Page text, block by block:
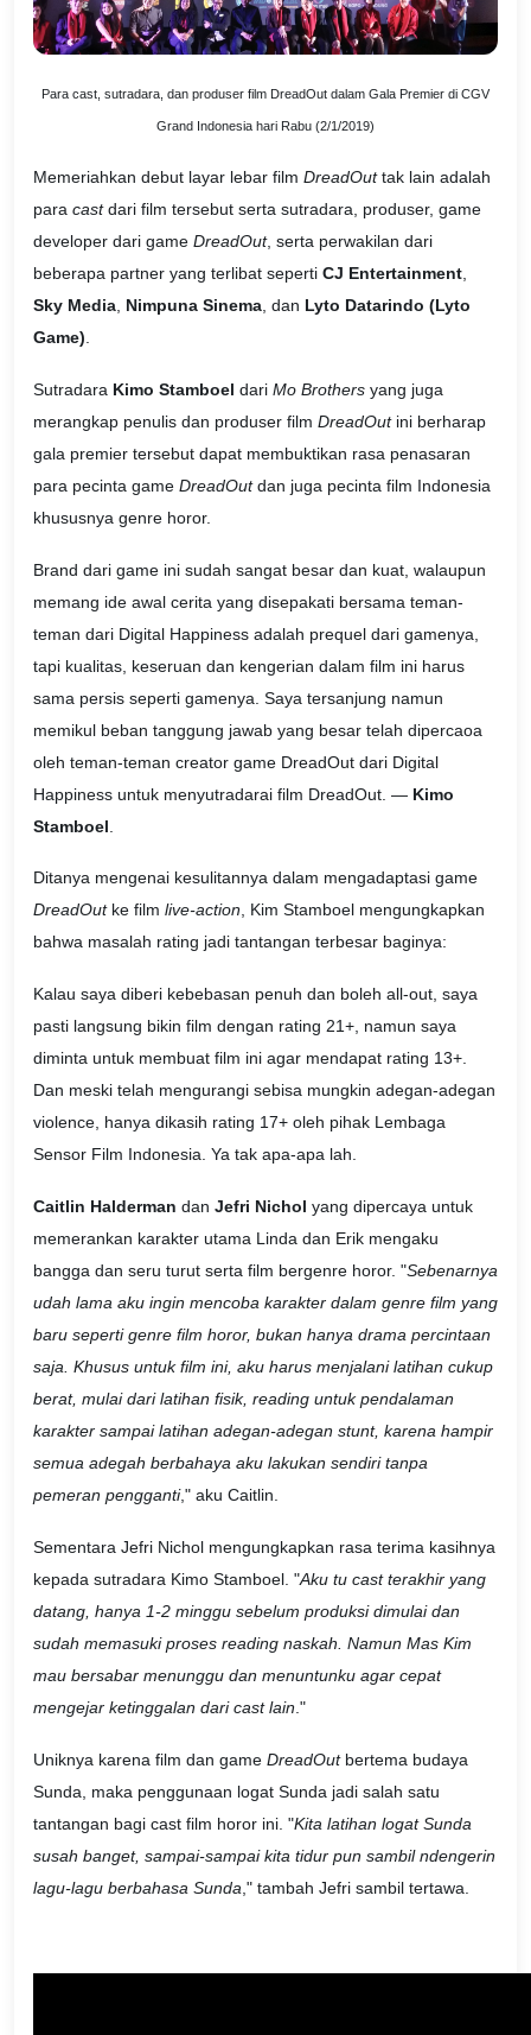
Para cast, sutradara, dan produser film DreadOut dalam Gala Premier di CGV
Grand Indonesia hari Rabu (2/1/2019)
Memeriahkan debut layar lebar film DreadOuttak lain adalah
para castdari film tersebut serta sutradara, produser, game
developer dari game DreadOut, serta perwakilan dari
beberapa partner yang terlibat seperti CJ Entertainment
Sky Media Nimpuna Sinema , dan Lyto Datarindo (Lyto
Game)
Sutradara Kimo Stamboel dari Mo Brothers yang juga
merangkap penulis dan produser film DreadOut ini berharap
gala premier tersebut dapat membuktikan rasa penasaran
para pecinta game DreadOutdan juga pecinta film Indonesia
khususnya genre horor.
Brand dari game ini sudah sangat besar dan kuat, walaupun
memang ide awal cerita yang disepakati bersama teman-
teman dari Digital Happiness adalah prequel dari gamenya,
tapi kualitas, keseruan dan kengerian dalam film ini harus
sama persis seperti gamenya. Saya tersanjung namun
memikul beban tanggung jawab yang besar telah dipercaoa
oleh teman-teman creator game DreadOut dari Digital
Happiness untuk menyutradarai film DreadOut. — Kimo
Stamboel
Ditanya mengenai kesulitannya dalam mengadaptasi game
DreadOut ke film live-action, Kim Stamboel mengungkapkan
bahwa masalah rating jadi tantangan terbesar baginya:
Kalau saya diberi kebebasan penuh dan boleh all-out, saya
pasti langsung bikin film dengan rating 21+, namun saya
diminta untuk membuat film ini agar mendapat rating 13+.
Dan meski telah mengurangi sebisa mungkin adegan-adegan
violence, hanya dikasih rating 17+ oleh pihak Lembaga
Sensor Film Indonesia. Ya tak apa-apa lah.
Caitlin Halderman dan Jefri Nichol yang dipercaya untuk
memerankan karakter utama Linda dan Erik mengaku
bangga dan seru turut serta film bergenre horor. "Sebenarnya
udah lama aku ingin mencoba karakter dalam genre film yang
baru seperti genre film horor, bukan hanya drama percintaan
saja. Khusus untuk film ini, aku harus menjalani latihan cukup
berat, mulai dari latihan fisik, reading untuk pendalaman
karakter sampai latihan adegan-adegan stunt, karena hampir
semua adegah berbahaya aku lakukan sendiri tanpa
pemeran pengganti," aku Caitlin.
Sementara Jefri Nichol mengungkapkan rasa terima kasihnya
kepada sutradara Kimo Stamboel. "Aku tu cast terakhir yang
datang, hanya 1-2 minggu sebelum produksi dimulai dan
sudah memasuki proses reading naskah. Namun Mas Kim
mau bersabar menunggu dan menuntunku agar cepat
mengejar ketinggalan dari cast lain ."
Uniknya karena film dan game DreadOut bertema budaya
Sunda, maka penggunaan logat Sunda jadi salah satu
tantangan bagi cast film horor ini. "Kita latihan logat Sunda
susah banget, sampai-sampai kita tidur pun sambil ndengerin
lagu-lagu berbahasa Sunda ," tambah Jefri sambil tertawa.